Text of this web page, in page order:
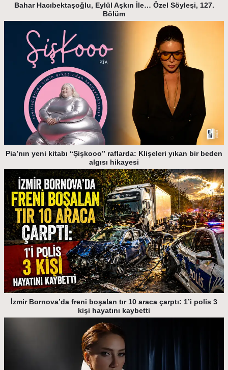
Bahar Hacıbektaşoğlu, Eylül Aşkın İle… Özel Söyleşi, 127.
Bölüm
Pia’nın yeni kitabı “Şişkooo” raflarda: Klişeleri yıkan bir beden
algısı hikayesi
İzmir Bornova’da freni boşalan tır 10 araca çarptı: 1’i polis 3
kişi hayatını kaybetti